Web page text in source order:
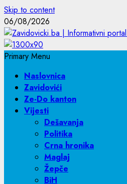
Skip to content
06/08/2026
Primary Menu
Naslovnica
Zavidovići
Ze-Do kanton
Vijesti
Dešavanja
Politika
Crna hronika
Maglaj
Žepče
BiH